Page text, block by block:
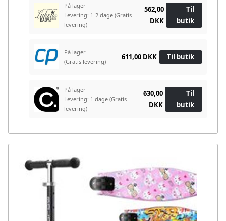
På lager
Levering: 1-2 dage (Gratis
levering)
562,00
DKK
Til
butik
På lager
(Gratis levering)
611,00 DKK Til butik
På lager
Levering: 1 dage (Gratis
levering)
630,00
DKK
Til
butik